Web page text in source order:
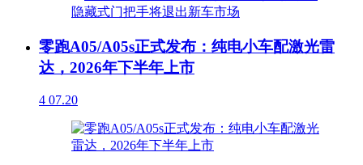
零跑A05/A05s正式发布：纯电小车配激光雷
达，2026年下半年上市
4 07.20